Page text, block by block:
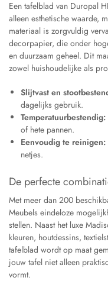
Een tafelblad van Duropal
alleen esthetische waarde,
materiaal is zorgvuldig
decorpapier, die onder
en duurzaam geheel. Dit
zowel huishoudelijke als
Slijtvast en
dagelijks gebruik.
Temperatuurbestendig:
of hete pannen.
Eenvoudig te reinigen:
netjes.
De perfecte
Met meer dan 200
Meubels eindeloze
stellen. Naast het luxe
kleuren, houtdessins,
tafelblad wordt op maat
jouw tafel niet alleen
vormt.